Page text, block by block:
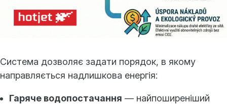
Система дозволяє задати порядок, в якому
направляється надлишкова енергія:
Гаряче водопостачання — найпоширеніший